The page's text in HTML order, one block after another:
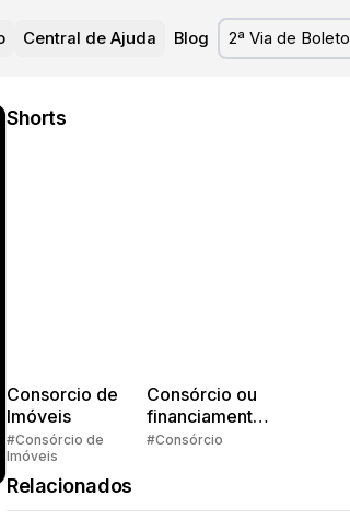
Central de Ajuda Blog 2ª Via de Boleto
Shorts
Consorcio de
Imóveis
#Consórcio de
Imóveis
Consórcio ou
financiamento?
Quem pensa
#Consórcio
Relacionados